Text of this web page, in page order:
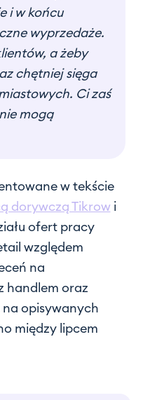
i w końcu
wyprzedaże.
a żeby
chętniej sięga
Ci zaś
mogą
w tekście
dorywczą Tikrowi
ofert pracy
względem
na
handlem oraz
opisywanych
między lipcem